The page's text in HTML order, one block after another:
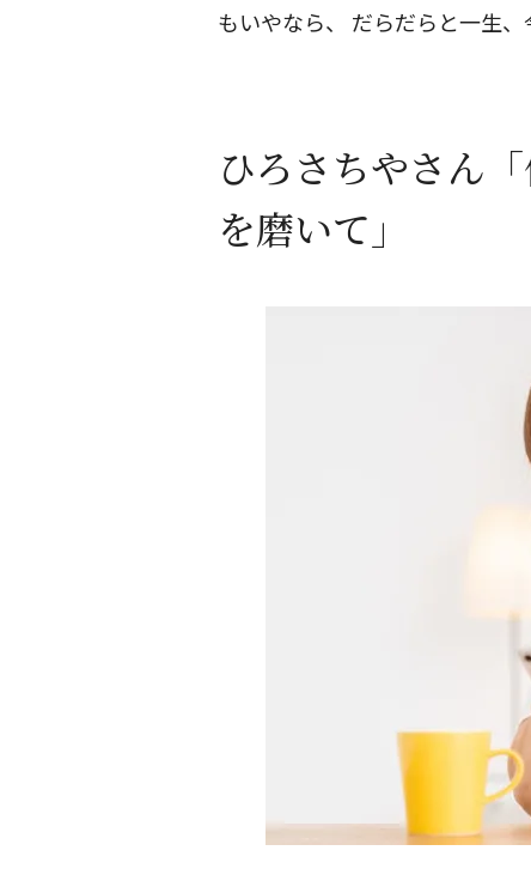
もいやなら、
だらだらと一生、
ひろさちやさん
を磨いて」